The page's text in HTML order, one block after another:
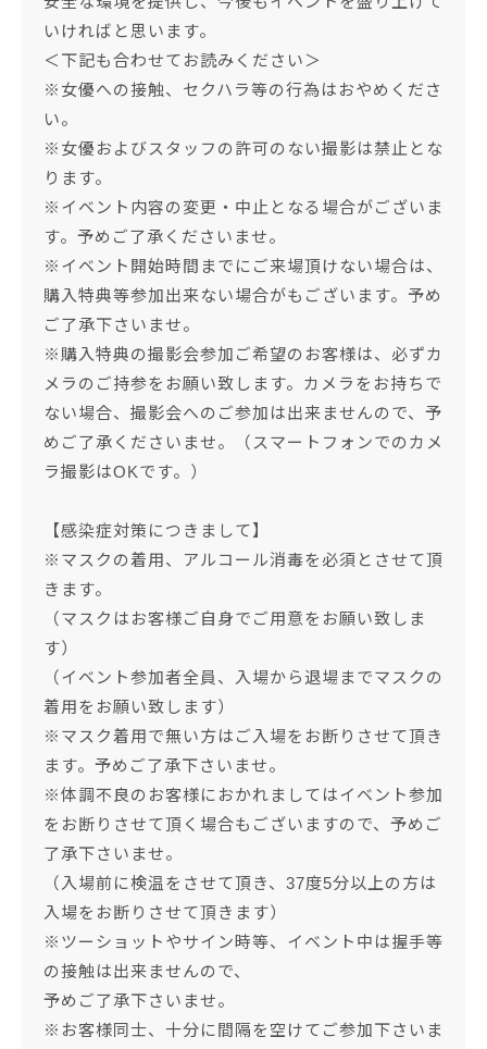
いければと思います。
＜下記も合わせてお読みください＞
※女優への接触、セクハラ等の行為はおやめくださ
い。
※女優およびスタッフの許可のない撮影は禁止とな
ります。
※イベント内容の変更・中止となる場合がございま
す。予めご了承くださいませ。
※イベント開始時間までにご来場頂けない場合は、
購入特典等参加出来ない場合がもございます。予め
ご了承下さいませ。
※購入特典の撮影会参加ご希望のお客様は、必ずカ
メラのご持参をお願い致します。カメラをお持ちで
ない場合、撮影会へのご参加は出来ませんので、予
めご了承くださいませ。（スマートフォンでのカメ
ラ撮影はOKです。）
【感染症対策につきまして】
※マスクの着用、アルコール消毒を必須とさせて頂
きます。
（マスクはお客様ご自身でご用意をお願い致しま
す）
（イベント参加者全員、入場から退場までマスクの
着用をお願い致します）
※マスク着用で無い方はご入場をお断りさせて頂き
ます。予めご了承下さいませ。
※体調不良のお客様におかれましてはイベント参加
をお断りさせて頂く場合もございますので、予めご
了承下さいませ。
（入場前に検温をさせて頂き、37度5分以上の方は
入場をお断りさせて頂きます）
※ツーショットやサイン時等、イベント中は握手等
の接触は出来ませんので、
予めご了承下さいませ。
※お客様同士、十分に間隔を空けてご参加下さいま